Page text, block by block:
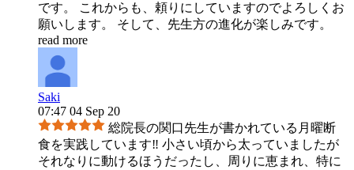
です。 これからも、頼りにしていますのでよろしくお
願いします。 そして、先生方の進化が楽しみです。
read more
Saki
07:47 04 Sep 20
総院長の関口先生が書かれている月曜断
食を実践しています‼︎ 小さい頃から太っていましたが
それなりに動けるほうだったし、周りに恵まれ、特に